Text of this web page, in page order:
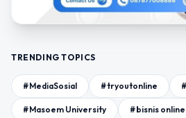
TRENDING TOPICS
#MediaSosial #tryoutonline
#Masoem University #bisnis online